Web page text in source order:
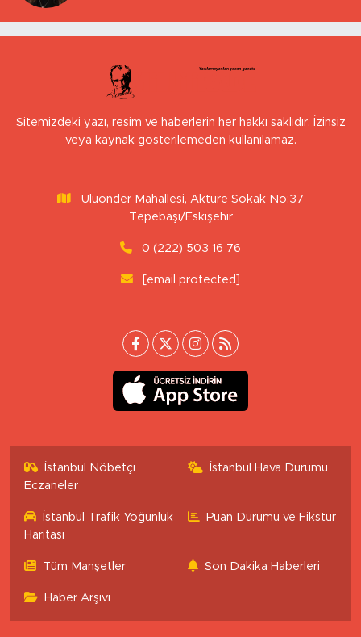
Sitemizdeki yazı, resim ve haberlerin her hakkı saklıdır. İzinsiz
veya kaynak gösterilemeden kullanılamaz.
Uluönder Mahallesi, Aktüre Sokak No:37
Tepebaşı/Eskişehir
0 (222) 503 16 76
[email protected]
İstanbul Nöbetçi
Eczaneler
İstanbul Hava Durumu
İstanbul Trafik Yoğunluk
Haritası
Puan Durumu ve Fikstür
Tüm Manşetler Son Dakika Haberleri
Haber Arşivi